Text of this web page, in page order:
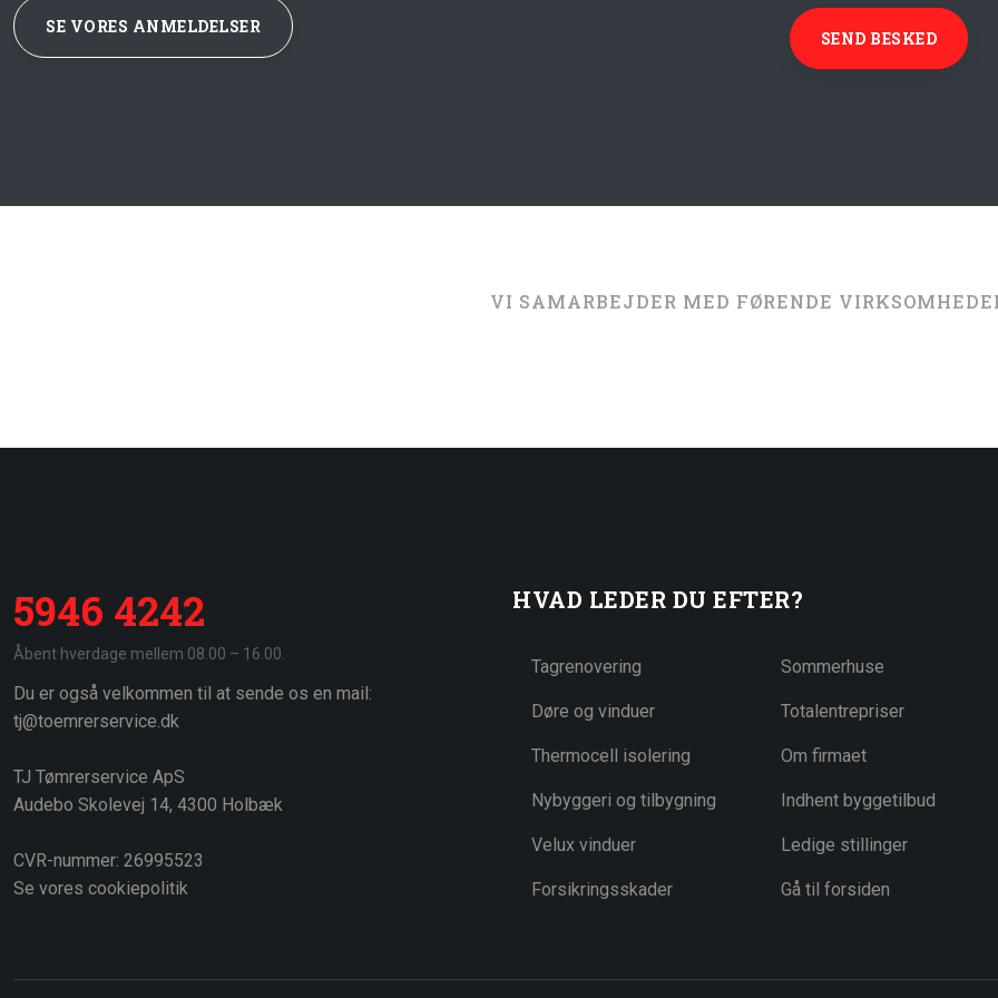
SE VORES ANMELDELSER​
VI SAMARBEJDER MED FØRENDE
5946 4242
​Åbent hverdage mellem 08.00 – 16.00.
Du er også velkommen til at sende os en mail:
tj@toemrerservice.dk
TJ Tømrerservice ApS
Audebo Skolevej 14, 4300 Holbæk
​CVR-nummer: 26995523
Se vores cookiepolitik
HVAD LEDER DU EFTER?
Tagrenovering
Døre og vinduer
Thermocell isolering
Nybyggeri og tilbygning
Velux vinduer
Forsikringsskader
Sommerhuse​
Totalentrepriser
Om firmaet
Indhent byggetilbud
Ledige stillinger​
Gå til forsiden